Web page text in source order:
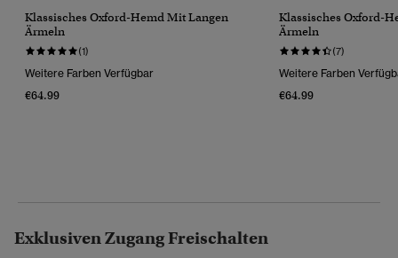
Klassisches Oxford-Hemd Mit Langen
Ärmeln
(1)
Weitere Farben Verfügbar
€64.99
Klassisches Oxford-
Ärmeln
(7)
Weitere Farben
€64.99
Exklusiven Zugang Freischalten